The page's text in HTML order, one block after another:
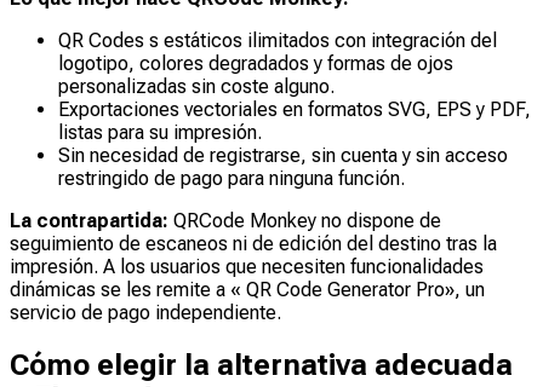
QR Codes s estáticos ilimitados con integración del
logotipo, colores degradados y formas de ojos
personalizadas sin coste alguno.
Exportaciones vectoriales en formatos SVG, EPS y PDF,
listas para su impresión.
Sin necesidad de registrarse, sin cuenta y sin acceso
restringido de pago para ninguna función.
La contrapartida: QRCode Monkey no dispone de
seguimiento de escaneos ni de edición del destino tras la
impresión. A los usuarios que necesiten funcionalidades
dinámicas se les remite a « QR Code Generator Pro», un
servicio de pago independiente.
Cómo elegir la alternativa adecuada